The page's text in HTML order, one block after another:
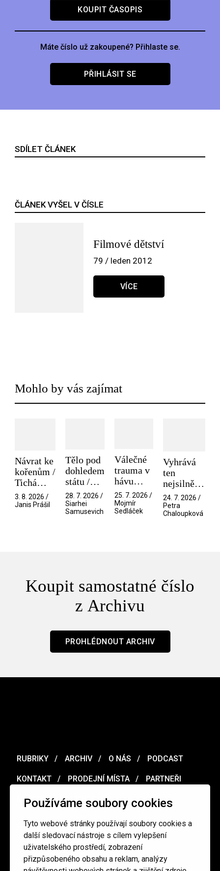
Používáme soubory cookies
Tyto webové stránky používají soubory cookies a
další sledovací nástroje s cílem vylepšení
uživatelského prostředí, zobrazení
přizpůsobeného obsahu a reklam, analýzy
KOUPIT ČASOPIS
Máte číslo už zakoupené? Přihlaste se.
PŘIHLÁSIT SE
SDÍLET ČLÁNEK
ČLÁNEK VYŠEL V ČÍSLE
Filmové dětství
79 / leden 2012
VÍCE
Mohlo by vás zajímat
Návrat ke
kořenům /
Tichá
přítelkyně
3. 8. 2026 /
Janis Prášil
Tělo pod
dohledem
státu /
Pramen
28. 7. 2026 /
Siarhei
Samusevich
Válečné
trauma v
hávu
spektáklu
/ Odyssea
25. 7. 2026 /
Mojmír
Sedláček
Vyhrává
ten
nejsilnější
/ V nitru
manosféry
24. 7. 2026 /
Petra
Chaloupková
Koupit samostatné číslo
z Archivu
PROHLÉDNOUT ARCHIV
RUBRIKY ARCHIV O NÁS PODCAST
KONTAKT PRODEJNÍ MÍSTA PARTNEŘI
MERCH VOUCHER
Ochrana osobních údajů / Obchodní podmínky
redakce@cinepur.cz